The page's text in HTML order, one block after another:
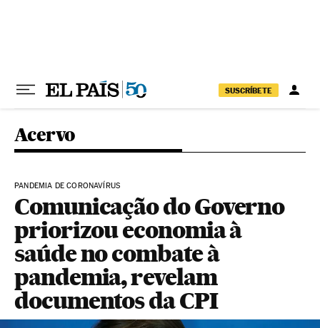
SUSCRÍBETE
Acervo
PANDEMIA DE CORONAVÍRUS
Comunicação do Governo
priorizou economia à
saúde no combate à
pandemia, revelam
documentos da CPI